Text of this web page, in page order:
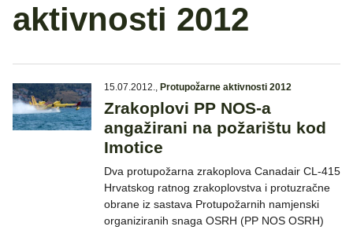
aktivnosti 2012
15.07.2012., Protupožarne aktivnosti 2012
Zrakoplovi PP NOS-a
angažirani na požarištu kod
Imotice
Dva protupožarna zrakoplova Canadair CL-415
Hrvatskog ratnog zrakoplovstva i protuzračne
obrane iz sastava Protupožarnih namjenski
organiziranih snaga OSRH (PP NOS OSRH)